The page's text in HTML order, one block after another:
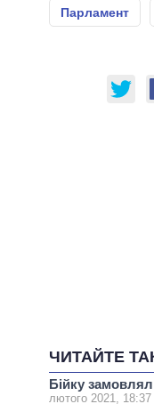
Парламент
ЧИТАЙТЕ
Бійку
лютого 2021, 18:37